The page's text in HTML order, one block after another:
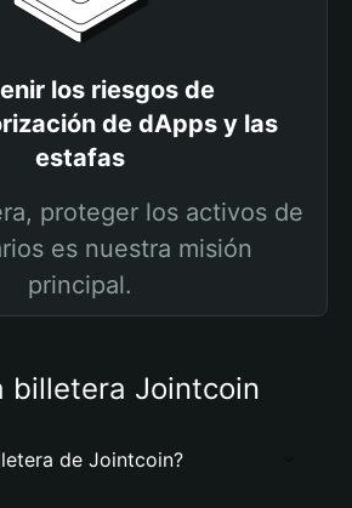
los riesgos de
de dApps y las
estafas
proteger los activos de
es nuestra misión
principal.
billetera Jointcoin
de Jointcoin?